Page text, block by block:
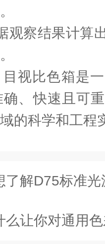
察结果计算出
比色箱是一
、快速且可
的科学和工程
了解D75标准
么让你对通用